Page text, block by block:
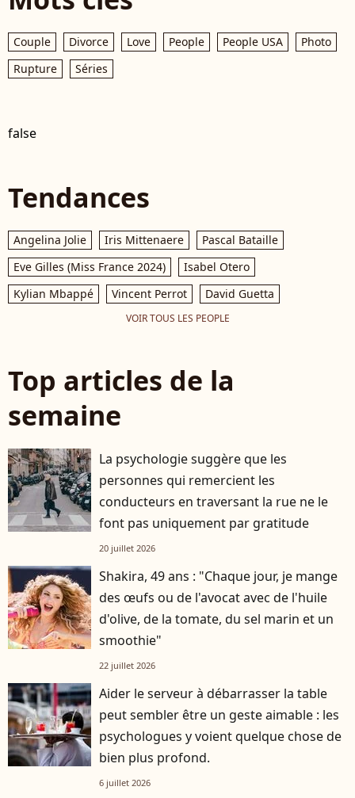
Couple Divorce Love People People USA
Photo
Rupture
Séries
false
Tendances
Angelina Jolie Iris Mittenaere
Pascal Bataille
Eve Gilles (Miss France 2024)
Isabel Otero
Kylian Mbappé
Vincent Perrot David Guetta
VOIR TOUS LES PEOPLE
Top articles de la
semaine
La psychologie suggère que les
personnes qui remercient les
conducteurs en traversant la rue ne le
font pas uniquement par gratitude
20 juillet 2026
Shakira, 49 ans : "Chaque jour, je mange
des œufs ou de l'avocat avec de l'huile
d'olive, de la tomate, du sel marin et un
smoothie"
22 juillet 2026
Aider le serveur à débarrasser la table
peut sembler être un geste aimable : les
psychologues y voient quelque chose de
bien plus profond.
6 juillet 2026